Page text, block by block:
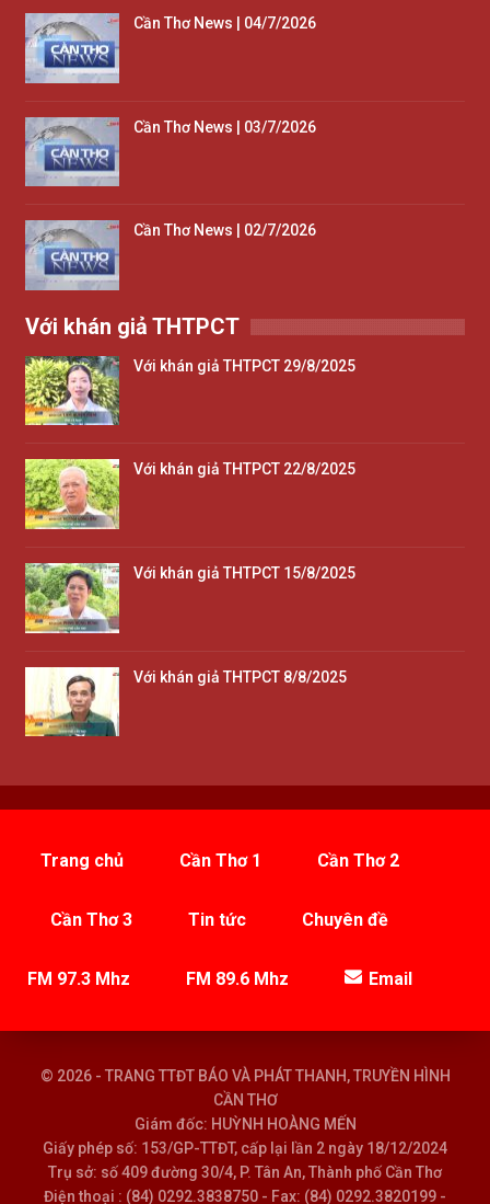
Cần Thơ News | 04/7/2026
Cần Thơ News | 03/7/2026
Cần Thơ News | 02/7/2026
Với khán giả THTPCT
Với khán giả THTPCT 29/8/2025
Với khán giả THTPCT 22/8/2025
Với khán giả THTPCT 15/8/2025
Với khán giả THTPCT 8/8/2025
Trang chủ Cần Thơ 1 Cần Thơ 2
Cần Thơ 3 Tin tức Chuyên đề
FM 97.3 Mhz FM 89.6 Mhz Email
© 2026 - TRANG TTĐT BÁO VÀ PHÁT THANH, TRUYỀN HÌNH
CẦN THƠ
Giám đốc: HUỲNH HOÀNG MẾN
Giấy phép số: 153/GP-TTĐT, cấp lại lần 2 ngày 18/12/2024
Trụ sở: số 409 đường 30/4, P. Tân An, Thành phố Cần Thơ
Điện thoại : (84) 0292.3838750 - Fax: (84) 0292.3820199 -